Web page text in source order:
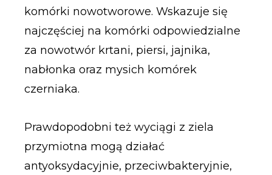
komórki nowotworowe. Wskazuje się
najczęściej na komórki odpowiedzialne
za nowotwór krtani, piersi, jajnika,
nabłonka oraz mysich komórek
czerniaka.
Prawdopodobni też wyciągi z ziela
przymiotna mogą działać
antyoksydacyjnie, przeciwbakteryjnie,